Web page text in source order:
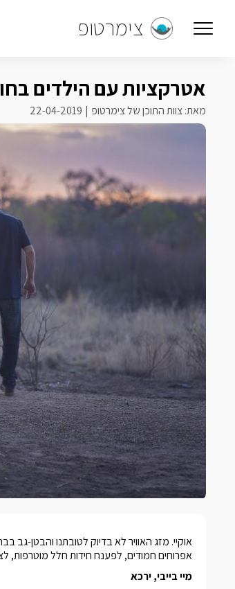
צימרטופ
אטרקציות עם הילדים
מאת: צוות התוכן של צימרטופ 22-04-2019
אוקיי. מזג האוויר לא בדיוק לטובתנו והבטן-
אפרוחים חמודים, לפענח חידות חלל מוטרפות,
מיי בייבי, ירכא